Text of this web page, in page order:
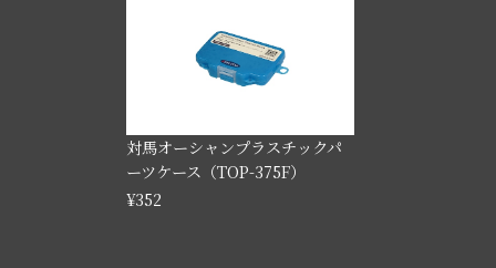
対馬オーシャンプラスチックパ
ーツケース（TOP-375F）
¥352